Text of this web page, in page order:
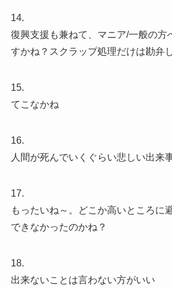
14.
復興支援も兼ねて、マニア/一般の方
すかね？スクラップ処理だけは勘弁
15.
てこなかね
16.
人間が死んでいくぐらい悲しい出来事
17.
もったいね～。どこか高いところに
できなかったのかね？
18.
出来ないことは言わない方がいい